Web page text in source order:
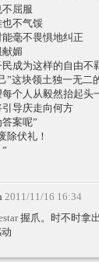
屈服
也不气馁
毫不畏惧地纠正
媚
成为这样的自由不
”这块领土独一无二
个人从毅然抬起头
导庆走向何方
案呢”
除伏礼！
2011/11/16 16:34
握爪。时不时拿